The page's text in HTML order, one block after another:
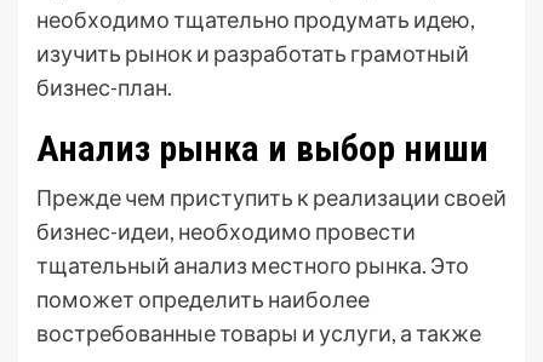
необходимо тщательно продумать идею,
изучить рынок и разработать грамотный
бизнес-план.
Анализ рынка и выбор ниши
Прежде чем приступить к реализации своей
бизнес-идеи, необходимо провести
тщательный анализ местного рынка. Это
поможет определить наиболее
востребованные товары и услуги, а также